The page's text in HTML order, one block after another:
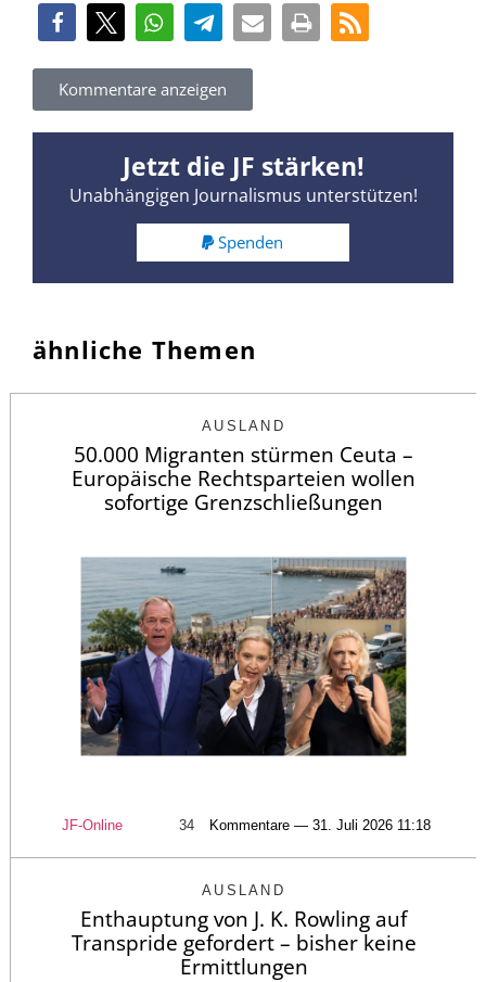
Kommentare anzeigen
Jetzt die JF stärken!
Unabhängigen Journalismus unterstützen!
Spenden
ähnliche Themen
AUSLAND
50.000 Migranten stürmen Ceuta –
Europäische Rechtsparteien wollen
sofortige Grenzschließungen
JF-Online 34 Kommentare — 31. Juli 2026 11:18
AUSLAND
Enthauptung von J. K. Rowling auf
Transpride gefordert – bisher keine
Ermittlungen